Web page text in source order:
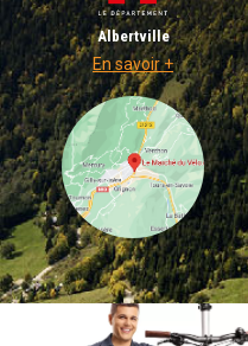
Albertville
En savoir +